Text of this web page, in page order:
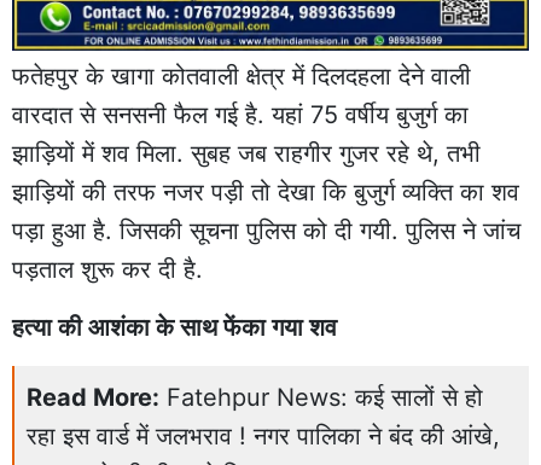
फतेहपुर के खागा कोतवाली क्षेत्र में दिलदहला देने वाली
वारदात से सनसनी फैल गई है. यहां 75 वर्षीय बुजुर्ग का
झाड़ियों में शव मिला. सुबह जब राहगीर गुजर रहे थे, तभी
झाड़ियों की तरफ नजर पड़ी तो देखा कि बुजुर्ग व्यक्ति का शव
पड़ा हुआ है. जिसकी सूचना पुलिस को दी गयी. पुलिस ने जांच
पड़ताल शुरू कर दी है.
हत्या की आशंका के साथ फेंका गया शव
Read More: Fatehpur News: कई सालों से हो
रहा इस वार्ड में जलभराव ! नगर पालिका ने बंद की आंखे,